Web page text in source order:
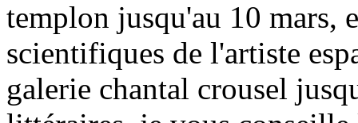
templon jusqu'au 10 mars,
scientifiques de l'artiste
galerie chantal crousel